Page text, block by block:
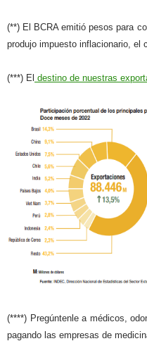
(**) El BCRA emitió pesos para
produjo impuesto inflacionario, el
(***) El destino de nuestras
(****) Pregúntenle a médicos,
pagando las empresas de